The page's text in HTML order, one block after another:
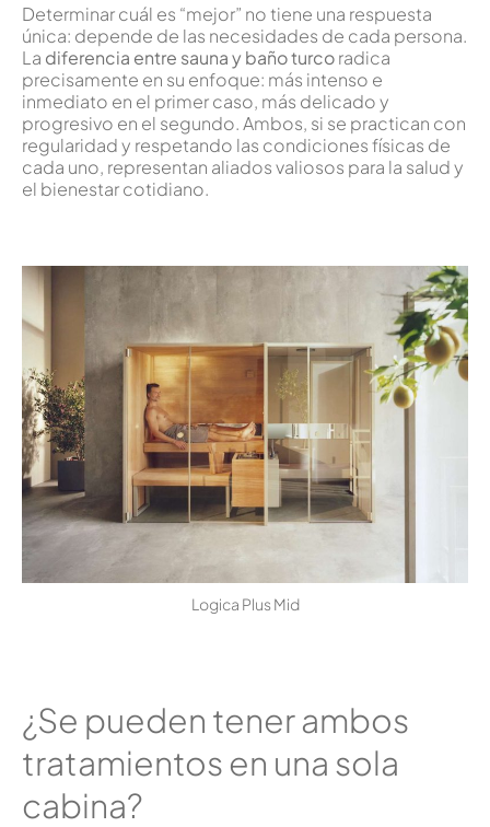
Determinar cuál es “mejor” no tiene una respuesta
única: depende de las necesidades de cada persona.
La diferencia entre sauna y baño turcoradica
precisamente en su enfoque: más intenso e
inmediato en el primer caso, más delicado y
progresivo en el segundo. Ambos, si se practican con
regularidad y respetando las condiciones físicas de
cada uno, representan aliados valiosos para la salud y
el bienestar cotidiano.
Logica Plus Mid
¿Se pueden tener ambos
tratamientos en una sola
cabina?